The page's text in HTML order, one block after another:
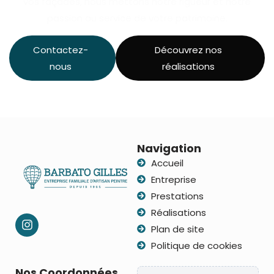
Contactez-
nous
Découvrez nos
réalisations
Navigation
Accueil
Entreprise
Prestations
Réalisations
Plan de site
Politique de cookies